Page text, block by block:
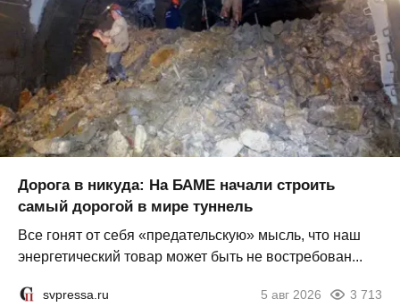
Дорога в никуда: На БАМЕ начали строить
самый дорогой в мире туннель
Все гонят от себя «предательскую» мысль, что наш
энергетический товар может быть не востребован...
svpressa.ru 5 авг 2026 3 713